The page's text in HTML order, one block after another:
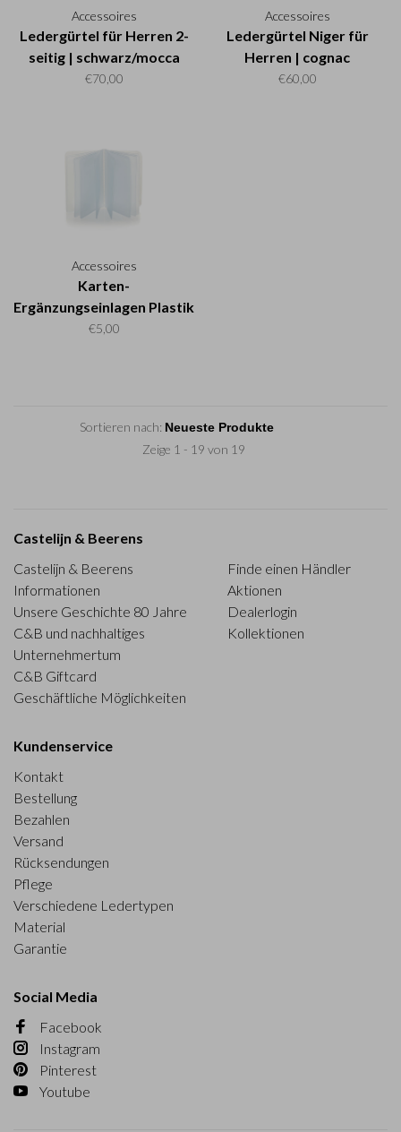
Accessoires
Ledergürtel für Herren 2-
seitig | schwarz/mocca
€70,00
Accessoires
Ledergürtel Niger für
Herren | cognac
€60,00
Accessoires
Karten-
Ergänzungseinlagen Plastik
vertikal
€5,00
Sortieren nach:
Zeige 1 - 19 von 19
Castelijn & Beerens
Castelijn & Beerens
Informationen
Unsere Geschichte 80 Jahre
C&B und nachhaltiges
Unternehmertum
C&B Giftcard
Geschäftliche Möglichkeiten
Finde einen Händler
Aktionen
Dealerlogin
Kollektionen
Kundenservice
Kontakt
Bestellung
Bezahlen
Versand
Rücksendungen
Pflege
Verschiedene Ledertypen
Material
Garantie
Social Media
Facebook
Instagram
Pinterest
Youtube